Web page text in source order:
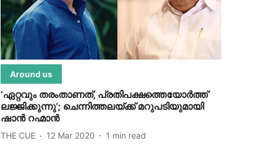
Around us
‘ഏറ്റവും തരംതാണത്, പ്രതിപക്ഷത്തെയോര്‍ത്ത്
ലജ്ജിക്കുന്നു’; ചെന്നിത്തലയ്ക്ക് മറുപടിയുമായി
ഷാന്‍ റഹ്മാന്‍
THE CUE 12 Mar 2020 1 min read